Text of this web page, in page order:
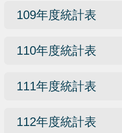
109年度統計表
110年度統計表
111年度統計表
112年度統計表